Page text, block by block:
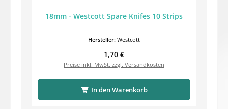
18mm - Westcott Spare Knifes 10 Strips
Hersteller: Westcott
Regulärer Preis:
1,70 €
Preise inkl. MwSt. zzgl. Versandkosten
In den Warenkorb